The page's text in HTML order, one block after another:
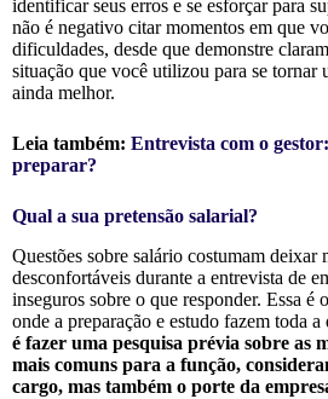
identificar seus erros e se esforçar para
não é negativo citar momentos em que
dificuldades, desde que demonstre
situação que você utilizou para se tornar
ainda melhor.
Leia também: Entrevista com o
preparar?
Qual a sua pretensão salarial?
Questões sobre salário costumam deixar
desconfortáveis durante a entrevista de
inseguros sobre o que responder. Essa é
onde a preparação e estudo fazem toda a
é fazer uma pesquisa prévia sobre as
mais comuns para a função,
cargo, mas também o porte da